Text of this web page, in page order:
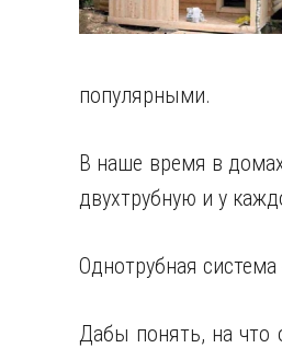
популярными.
В наше время в
двухтрубную и у
Однотрубная
Дабы понять, на что